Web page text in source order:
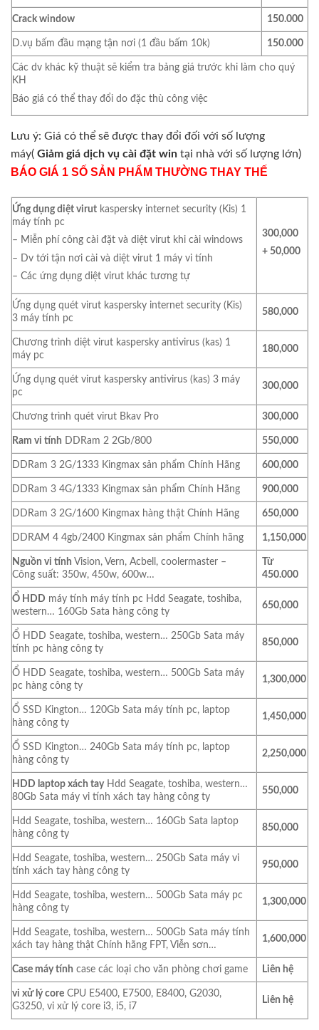
Crack window 150.000
D.vụ bấm đầu mạng tận nơi (1 đầu bấm 10k) 150.000
Các dv khác kỹ thuật sẽ kiểm tra bảng giá trước khi làm cho quý
KH
Báo giá có thể thay đổi do đặc thù công việc
Lưu ý: Giá có thể sẽ được thay đổi đối với số lượng
máy( Giảm giá dịch vụ cài đặt win tại nhà với số lượng lớn)
BÁO GIÁ 1 SỐ SẢN PHẨM THƯỜNG THAY THẾ
Ứng dụng diệt virut kaspersky internet security (Kis) 1
máy tính pc
– Miễn phí công cài đặt và diệt virut khi cài windows
– Dv tới tận nơi cài và diệt virut 1 máy vi tính
– Các ứng dụng diệt virut khác tương tự
300,000
+ 50,000
Ứng dụng quét virut kaspersky internet security (Kis)
3 máy tính pc
580,000
Chương trình diệt virut kaspersky antivirus (kas) 1
máy pc
180,000
Ứng dụng quét virut kaspersky antivirus (kas) 3 máy
pc
300,000
Chương trình quét virut Bkav Pro 300,000
Ram vi tính DDRam 2 2Gb/800 550,000
DDRam 3 2G/1333 Kingmax sản phẩm Chính Hãng 600,000
DDRam 3 4G/1333 Kingmax sản phẩm Chính Hãng 900,000
DDRam 3 2G/1600 Kingmax hàng thật Chính Hãng 650,000
DDRAM 4 4gb/2400 Kingmax sản phẩm Chính hãng 1,150,000
Nguồn vi tính Vision, Vern, Acbell, coolermaster –
Công suất: 350w, 450w, 600w…
Từ
450.000
Ổ HDD máy tính máy tính pc Hdd Seagate, toshiba,
western… 160Gb Sata hàng công ty
650,000
Ổ HDD Seagate, toshiba, western… 250Gb Sata máy
tính pc hàng công ty
850,000
Ổ HDD Seagate, toshiba, western… 500Gb Sata máy
pc hàng công ty
1,300,000
Ổ SSD Kington… 120Gb Sata máy tính pc, laptop
hàng công ty
1,450,000
Ổ SSD Kington… 240Gb Sata máy tính pc, laptop
hàng công ty
2,250,000
HDD laptop xách tayHdd Seagate, toshiba, western…
80Gb Sata máy vi tính xách tay hàng công ty
550,000
Hdd Seagate, toshiba, western… 160Gb Sata laptop
hàng công ty
850,000
Hdd Seagate, toshiba, western… 250Gb Sata máy vi
tính xách tay hàng công ty
950,000
Hdd Seagate, toshiba, western… 500Gb Sata máy pc
hàng công ty
1,300,000
Hdd Seagate, toshiba, western… 500Gb Sata máy tính
xách tay hàng thật Chính hãng FPT, Viễn sơn…
1,600,000
Case máy tính case các loại cho văn phòng chơi game Liên hệ
vi xử lý core CPU E5400, E7500, E8400, G2030,
G3250, vi xử lý core i3, i5, i7
Liên hệ